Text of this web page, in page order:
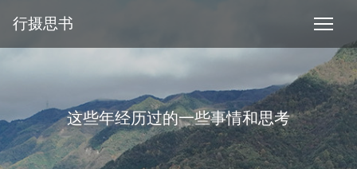
行摄思书
这些年经历过的一些事情和思考